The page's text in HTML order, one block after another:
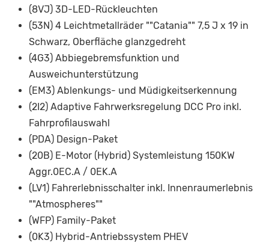
(8VJ) 3D-LED-Rückleuchten
(53N) 4 Leichtmetallräder ""Catania"" 7,5 J x 19 in
Schwarz, Oberfläche glanzgedreht
(4G3) Abbiegebremsfunktion und
Ausweichunterstützung
(EM3) Ablenkungs- und Müdigkeitserkennung
(2I2) Adaptive Fahrwerksregelung DCC Pro inkl.
Fahrprofilauswahl
(PDA) Design-Paket
(20B) E-Motor (Hybrid) Systemleistung 150KW
Aggr.0EC.A / 0EK.A
(LV1) Fahrerlebnisschalter inkl. Innenraumerlebnis
""Atmospheres""
(WFP) Family-Paket
(0K3) Hybrid-Antriebssystem PHEV